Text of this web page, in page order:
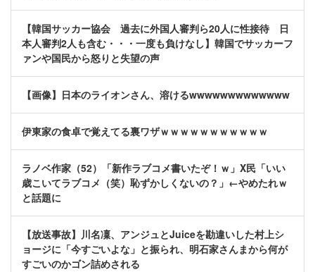
【韓国サッカー協会 過去に外国人審判ら20人に性接待 日
本人審判2人も含む・・・一度も負けなし】韓国でサッカーフ
ァンや国民から怒りと失望の声
【画像】日本のライオンさん、溶けるwwwwwwwwwwwww
伊東家の食卓で覚えてる裏ワザｗｗｗｗｗｗｗｗｗｗｗ
ラノベ作家（52）「新作ラブコメ書いたぞ！ｗ」X民「いい
歳こいてラブコメ（笑）恥ずかしくないの？」←やめたれｗ
と話題に
【放送事故】川名凜、アンジュとJuiceを勘違いした村上シ
ョージに「今すごいよな」と振られ、明石家さんまから何が
すごいのかゴン詰めされる